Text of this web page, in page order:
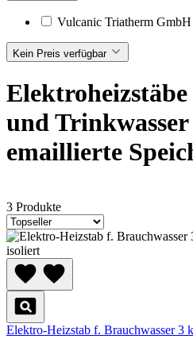
Vulcanic Triatherm GmbH
Kein Preis verfügbar
und
emaillierte
3 Produkte
Elektro-Heizstab f. Brauchwasser 3